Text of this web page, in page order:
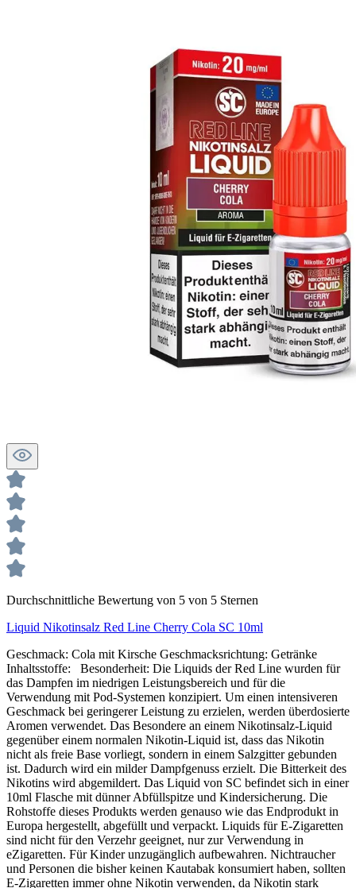
Durchschnittliche Bewertung von 5 von 5 Sternen
Liquid Nikotinsalz Red Line Cherry Cola SC 10ml
Geschmack: Cola mit Kirsche Geschmacksrichtung: Getränke
Inhaltsstoffe: Besonderheit: Die Liquids der Red Line wurden für
das Dampfen im niedrigen Leistungsbereich und für die
Verwendung mit Pod-Systemen konzipiert. Um einen intensiveren
Geschmack bei geringerer Leistung zu erzielen, werden überdosierte
Aromen verwendet. Das Besondere an einem Nikotinsalz-Liquid
gegenüber einem normalen Nikotin-Liquid ist, dass das Nikotin
nicht als freie Base vorliegt, sondern in einem Salzgitter gebunden
ist. Dadurch wird ein milder Dampfgenuss erzielt. Die Bitterkeit des
Nikotins wird abgemildert. Das Liquid von SC befindet sich in einer
10ml Flasche mit dünner Abfüllspitze und Kindersicherung. Die
Rohstoffe dieses Produkts werden genauso wie das Endprodukt in
Europa hergestellt, abgefüllt und verpackt. Liquids für E-Zigaretten
sind nicht für den Verzehr geeignet, nur zur Verwendung in
eZigaretten. Für Kinder unzugänglich aufbewahren. Nichtraucher
und Personen die bisher keinen Kautabak konsumiert haben, sollten
E-Zigaretten immer ohne Nikotin verwenden, da Nikotin stark